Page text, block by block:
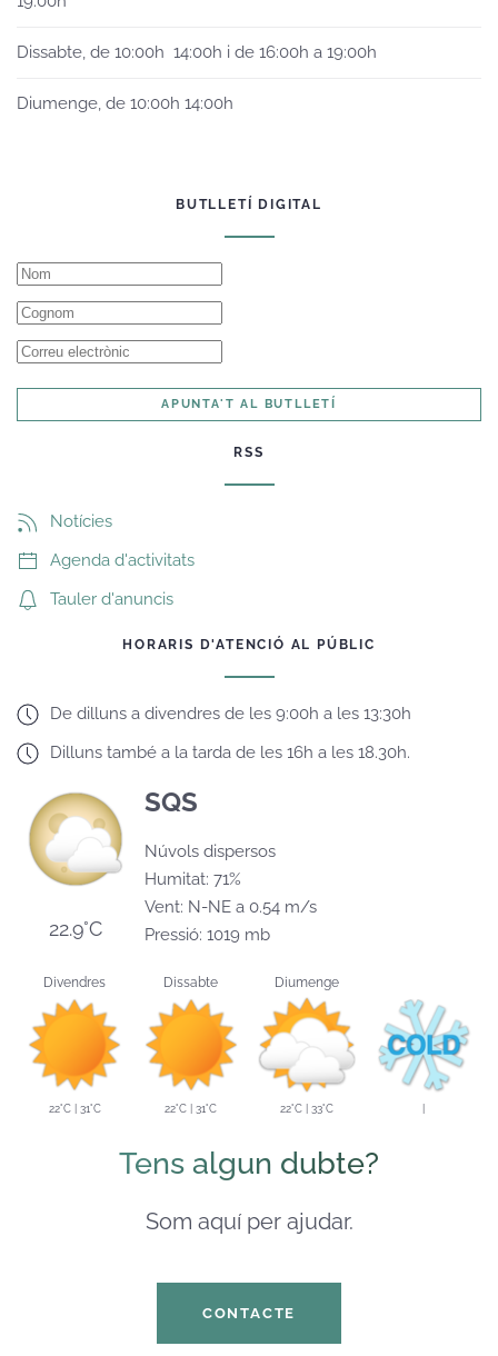
Dissabte, de 10:00h 14:00h i de 16:00h a 19:00h
Diumenge, de 10:00h 14:00h
BUTLLETÍ DIGITAL
APUNTA'T AL BUTLLETÍ
RSS
Notícies
Agenda d'activitats
Tauler d'anuncis
HORARIS D'ATENCIÓ AL PÚBLIC
De dilluns a divendres de les 9:00h a les 13:30h
Dilluns també a la tarda de les 16h a les 18.30h.
22.9°C
SQS
Núvols dispersos
Humitat: 71%
Vent: N-NE a 0.54 m/s
Pressió: 1019 mb
Divendres
22°C | 31°C
Dissabte
22°C | 31°C
Diumenge
22°C | 33°C
Tens algun dubte?
Som aquí per ajudar.
CONTACTE